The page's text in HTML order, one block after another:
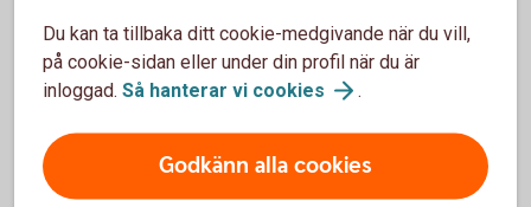
Företagspaket för enskild firma
Du kan ta tillbaka ditt cookie-medgivande när du vill,
på cookie-sidan eller under din profil när du är
inloggad. Så hanterar vi cookies .
Godkänn alla cookies